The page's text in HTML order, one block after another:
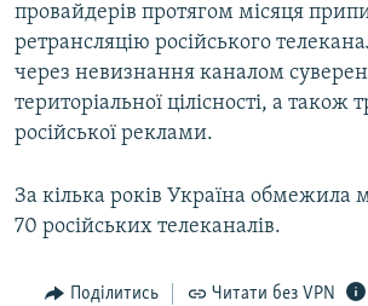
провайдерів протягом місяця
ретрансляцію російського
через невизнання каналом
територіальної цілісності, а також
російської реклами.
За кілька років Україна обмежила
70 російських телеканалів.
Поділитись Читати без VPN